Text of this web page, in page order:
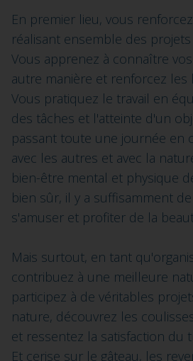
En premier lieu, vous
réalisant ensemble des
Vous apprenez à connaître
autre manière et renforcez les
Vous pratiquez le travail en
des tâches et l'atteinte d'un
passant toute une journée en
avec les autres et avec la
bien-être mental et physique
bien sûr, il y a suffisamment
s'amuser et profiter de la
Mais surtout, en tant
contribuez à une meilleure
participez à de véritables
nature, découvrez les
et ressentez la satisfaction du
Et cerise sur le gâteau, les